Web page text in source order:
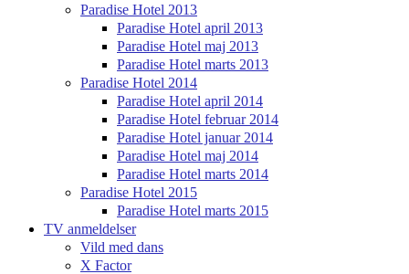
Paradise Hotel 2013
Paradise Hotel april 2013
Paradise Hotel maj 2013
Paradise Hotel marts 2013
Paradise Hotel 2014
Paradise Hotel april 2014
Paradise Hotel februar 2014
Paradise Hotel januar 2014
Paradise Hotel maj 2014
Paradise Hotel marts 2014
Paradise Hotel 2015
Paradise Hotel marts 2015
TV anmeldelser
Vild med dans
X Factor